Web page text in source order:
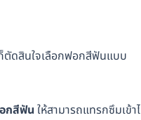
ตัดสินใจเลือกฟอกสีฟันแบบ
กสีฟัน ให้สามารถแทรกซึมเข้า